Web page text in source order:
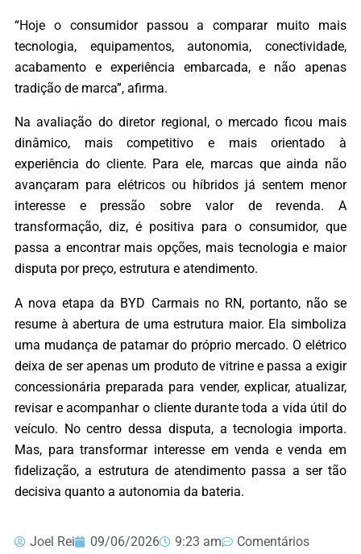
“Hoje o consumidor passou a comparar muito mais
tecnologia, equipamentos, autonomia, conectividade,
acabamento e experiência embarcada, e não apenas
tradição de marca”, afirma.
Na avaliação do diretor regional, o mercado ficou mais
dinâmico, mais competitivo e mais orientado à
experiência do cliente. Para ele, marcas que ainda não
avançaram para elétricos ou híbridos já sentem menor
interesse e pressão sobre valor de revenda. A
transformação, diz, é positiva para o consumidor, que
passa a encontrar mais opções, mais tecnologia e maior
disputa por preço, estrutura e atendimento.
A nova etapa da BYD Carmais no RN, portanto, não se
resume à abertura de uma estrutura maior. Ela simboliza
uma mudança de patamar do próprio mercado. O elétrico
deixa de ser apenas um produto de vitrine e passa a exigir
concessionária preparada para vender, explicar, atualizar,
revisar e acompanhar o cliente durante toda a vida útil do
veículo. No centro dessa disputa, a tecnologia importa.
Mas, para transformar interesse em venda e venda em
fidelização, a estrutura de atendimento passa a ser tão
decisiva quanto a autonomia da bateria.
Joel Rei 09/06/2026 9:23 am Comentários